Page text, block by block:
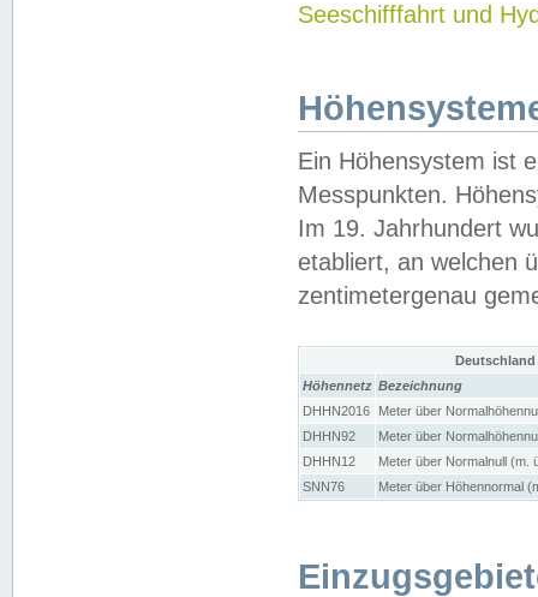
Seeschifffahrt und
Ein Höhensystem ist
Messpunkten.
Im 19. Jahrhundert
etabliert, an welchen
zentimetergenau
Höhennetz Bezeichnung
DHHN2016
Meter über
DHHN92
Meter über
DHHN12
Meter über Normalnull (m.
SNN76
Meter über Höhennormal